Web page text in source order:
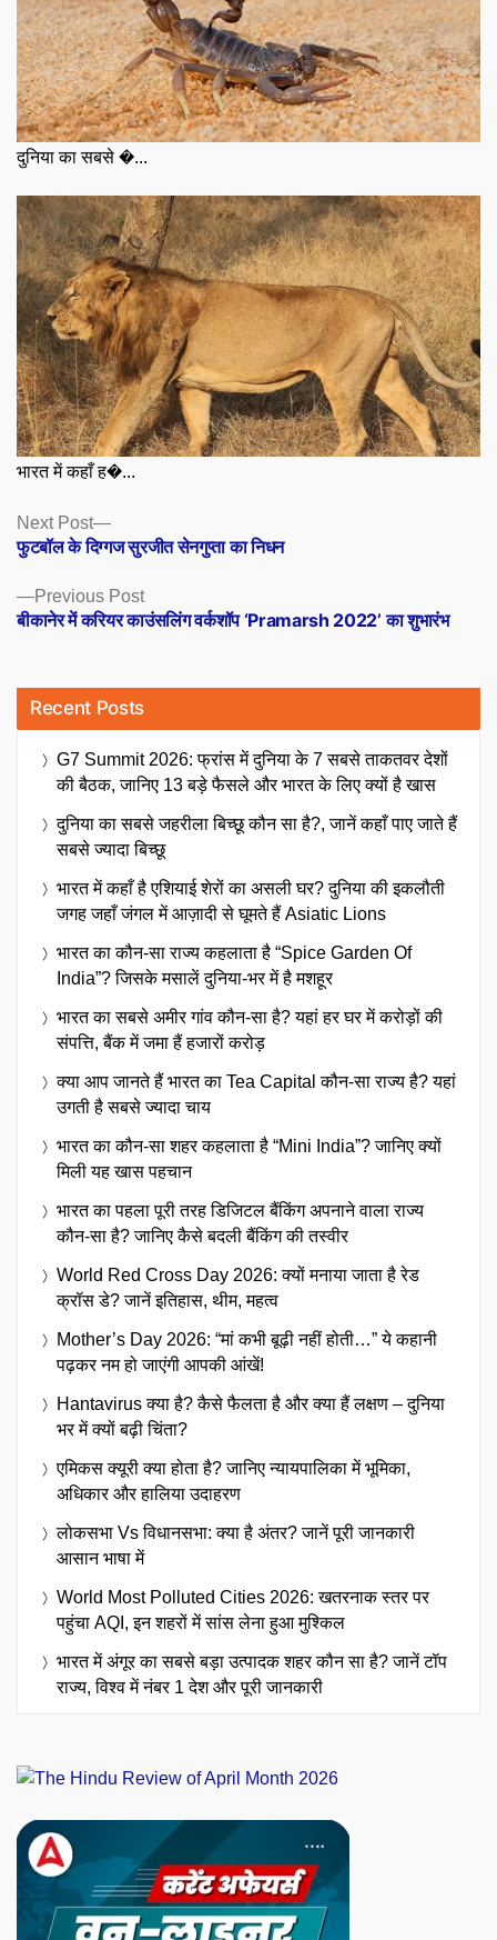
दुनिया का सबसे �...
भारत में कहाँ ह�...
Posts
navigation
Previous PostPrevious
post:
बीकानेर में करियर काउंसलिंग वर्कशॉप ‘Pramarsh 2022’ का शुभारंभ
Next Post
Next
post:
फुटबॉल के दिग्गज सुरजीत सेनगुप्ता का निधन
Recent Posts
G7 Summit 2026: फ्रांस में दुनिया के 7 सबसे ताकतवर देशों
की बैठक, जानिए 13 बड़े फैसले और भारत के लिए क्यों है खास
दुनिया का सबसे जहरीला बिच्छू कौन सा है?, जानें कहाँ पाए जाते हैं
सबसे ज्यादा बिच्छू
भारत में कहाँ है एशियाई शेरों का असली घर? दुनिया की इकलौती
जगह जहाँ जंगल में आज़ादी से घूमते हैं Asiatic Lions
भारत का कौन-सा राज्य कहलाता है “Spice Garden Of
India”? जिसके मसालें दुनिया-भर में है मशहूर
भारत का सबसे अमीर गांव कौन-सा है? यहां हर घर में करोड़ों की
संपत्ति, बैंक में जमा हैं हजारों करोड़
क्या आप जानते हैं भारत का Tea Capital कौन-सा राज्य है? यहां
उगती है सबसे ज्यादा चाय
भारत का कौन-सा शहर कहलाता है “Mini India”? जानिए क्यों
मिली यह खास पहचान
भारत का पहला पूरी तरह डिजिटल बैंकिंग अपनाने वाला राज्य
कौन-सा है? जानिए कैसे बदली बैंकिंग की तस्वीर
World Red Cross Day 2026: क्यों मनाया जाता है रेड
क्रॉस डे? जानें इतिहास, थीम, महत्व
Mother’s Day 2026: “मां कभी बूढ़ी नहीं होती…” ये कहानी
पढ़कर नम हो जाएंगी आपकी आंखें!
Hantavirus क्या है? कैसे फैलता है और क्या हैं लक्षण – दुनिया
भर में क्यों बढ़ी चिंता?
एमिकस क्यूरी क्या होता है? जानिए न्यायपालिका में भूमिका,
अधिकार और हालिया उदाहरण
लोकसभा Vs विधानसभा: क्या है अंतर? जानें पूरी जानकारी
आसान भाषा में
World Most Polluted Cities 2026: खतरनाक स्तर पर
पहुंचा AQI, इन शहरों में सांस लेना हुआ मुश्किल
भारत में अंगूर का सबसे बड़ा उत्पादक शहर कौन सा है? जानें टॉप
राज्य, विश्व में नंबर 1 देश और पूरी जानकारी